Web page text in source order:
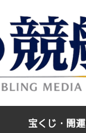
宝くじ・開運